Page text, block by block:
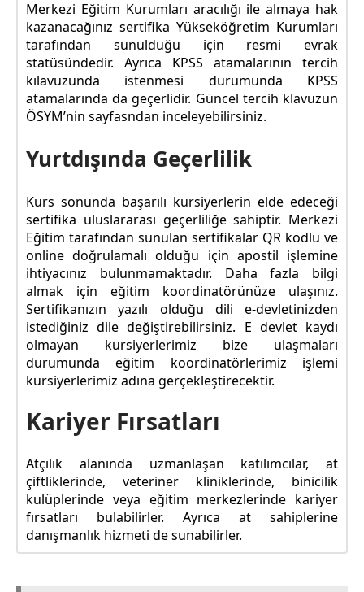
Merkezi Eğitim Kurumları aracılığı ile almaya hak
kazanacağınız sertifika Yükseköğretim Kurumları
tarafından sunulduğu için resmi evrak
statüsündedir. Ayrıca KPSS atamalarının tercih
kılavuzunda istenmesi durumunda KPSS
atamalarında da geçerlidir. Güncel tercih klavuzun
ÖSYM’nin sayfasndan inceleyebilirsiniz.
Yurtdışında Geçerlilik
Kurs sonunda başarılı kursiyerlerin elde edeceği
sertifika uluslararası geçerliliğe sahiptir. Merkezi
Eğitim tarafından sunulan sertifikalar QR kodlu ve
online doğrulamalı olduğu için apostil işlemine
ihtiyacınız bulunmamaktadır. Daha fazla bilgi
almak için eğitim koordinatörünüze ulaşınız.
Sertifikanızın yazılı olduğu dili e-devletinizden
istediğiniz dile değiştirebilirsiniz. E devlet kaydı
olmayan kursiyerlerimiz bize ulaşmaları
durumunda eğitim koordinatörlerimiz işlemi
kursiyerlerimiz adına gerçekleştirecektir.
Kariyer Fırsatları
Atçılık alanında uzmanlaşan katılımcılar, at
çiftliklerinde, veteriner kliniklerinde, binicilik
kulüplerinde veya eğitim merkezlerinde kariyer
fırsatları bulabilirler. Ayrıca at sahiplerine
danışmanlık hizmeti de sunabilirler.